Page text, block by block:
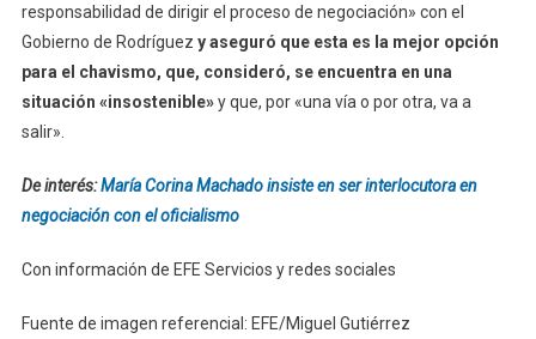
responsabilidad de dirigir el proceso de negociación» con el
Gobierno de Rodríguez y aseguró que esta es la mejor opción
para el chavismo, que, consideró, se encuentra en una
situación «insostenible»y que, por «una vía o por otra, va a
salir».
De interés:María Corina Machado insiste en ser interlocutora en
negociación con el oficialismo
Con información de EFE Servicios y redes sociales
Fuente de imagen referencial: EFE/Miguel Gutiérrez